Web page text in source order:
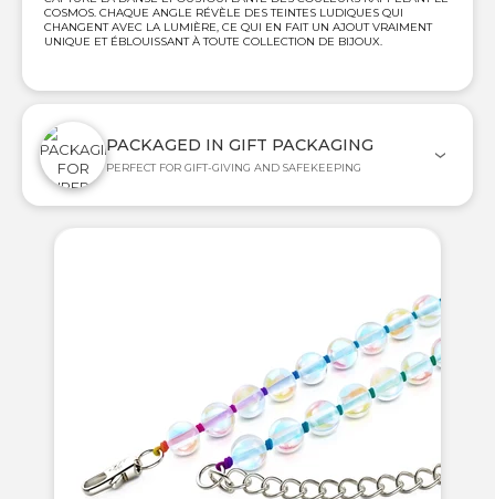
COSMOS. CHAQUE ANGLE RÉVÈLE DES TEINTES LUDIQUES QUI
CHANGENT AVEC LA LUMIÈRE, CE QUI EN FAIT UN AJOUT VRAIMENT
UNIQUE ET ÉBLOUISSANT À TOUTE COLLECTION DE BIJOUX.
PACKAGED IN GIFT PACKAGING
PERFECT FOR GIFT-GIVING AND SAFEKEEPING